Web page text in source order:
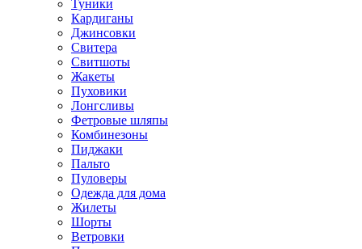
Туники
Кардиганы
Джинсовки
Свитера
Свитшоты
Жакеты
Пуховики
Лонгсливы
Фетровые шляпы
Комбинезоны
Пиджаки
Пальто
Пуловеры
Одежда для дома
Жилеты
Шорты
Ветровки